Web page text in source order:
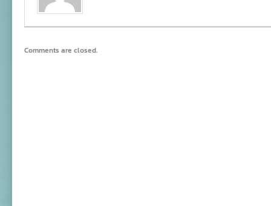
Comments are closed.